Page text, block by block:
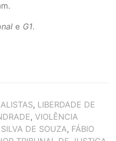
e G1.
, LIBERDADE DE
, VIOLÊNCIA
DE SOUZA, FÁBIO